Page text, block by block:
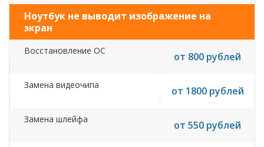
Ноутбук не выводит изображение на
экран
Восстановление ОС от 800 рублей
Замена видеочипа от 1800 рублей
Замена шлейфа от 550 рублей